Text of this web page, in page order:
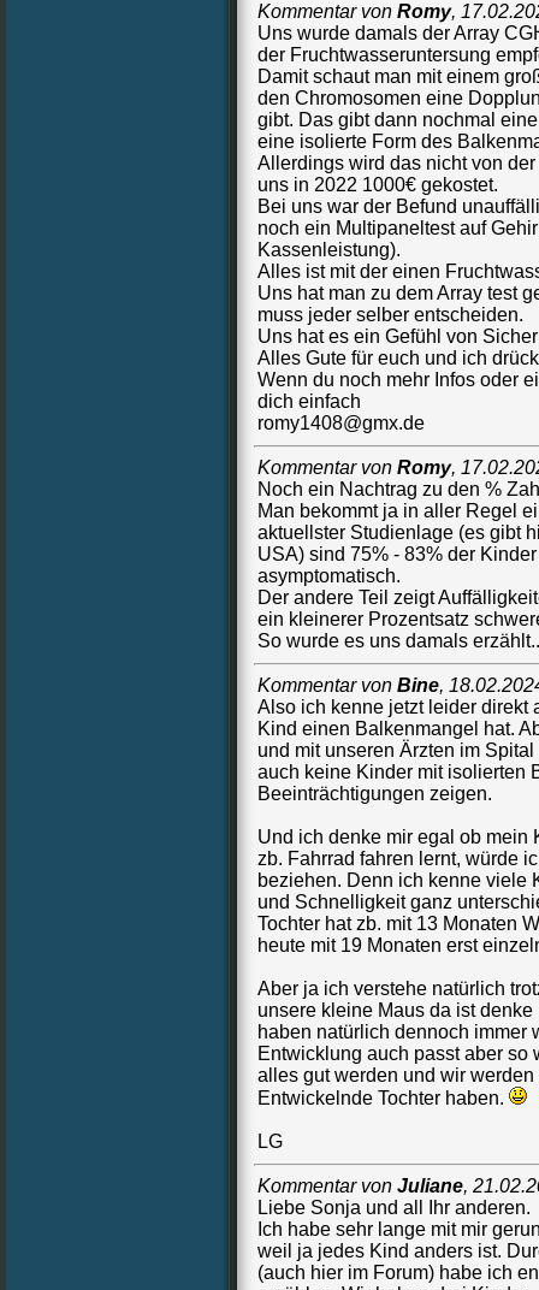
Kommentar von Romy,
Uns wurde damals der Array
der Fruchtwasseruntersung
Damit schaut man mit einem
den Chromosomen eine
gibt. Das gibt dann nochmal
eine isolierte Form des
Allerdings wird das nicht von
uns in 2022 1000€ gekostet.
Bei uns war der Befund
noch ein Multipaneltest auf
Kassenleistung).
Alles ist mit der einen
Uns hat man zu dem Array test
muss jeder selber entscheiden.
Uns hat es ein Gefühl von
Alles Gute für euch und ich
Wenn du noch mehr Infos oder
dich einfach
romy1408@gmx.de
Kommentar von Romy,
Noch ein Nachtrag zu den %
Man bekommt ja in aller Regel
aktuellster Studienlage (es gibt
USA) sind 75% - 83% der
asymptomatisch.
Der andere Teil zeigt
ein kleinerer Prozentsatz
So wurde es uns damals
Kommentar von Bine,
Also ich kenne jetzt leider direkt
Kind einen Balkenmangel hat.
und mit unseren Ärzten im
auch keine Kinder mit isolierten
Beeinträchtigungen zeigen.
Und ich denke mir egal ob mein
zb. Fahrrad fahren lernt, würde
beziehen. Denn ich kenne viele
und Schnelligkeit ganz
Tochter hat zb. mit 13 Monaten
heute mit 19 Monaten erst
Aber ja ich verstehe natürlich
unsere kleine Maus da ist
haben natürlich dennoch immer
Entwicklung auch passt aber so
alles gut werden und wir
Entwickelnde Tochter haben.
LG
Kommentar von Juliane,
Liebe Sonja und all Ihr anderen.
Ich habe sehr lange mit mir
weil ja jedes Kind anders ist.
(auch hier im Forum) habe ich